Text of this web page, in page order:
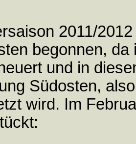
2011/
begonnen,
und in
Südosten,
wird. Im